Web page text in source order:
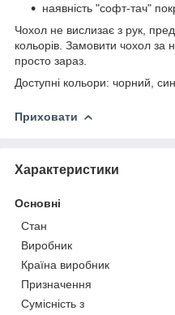
наявність "софт-тач"
Чохол не вислизає з рук,
кольорів. Замовити чохол
просто зараз.
Доступні кольори: чорний,
Приховати
Характеристики
Основні
Стан
Виробник
Країна виробник
Призначення
Сумісність з